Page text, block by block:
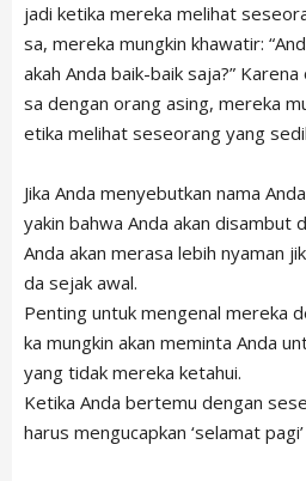
jadi ketika mereka melihat
sa, mereka mungkin khawatir:
akah Anda baik-baik saja?”
sa dengan orang asing, mereka
etika melihat seseorang yang
Jika Anda menyebutkan nama
yakin bahwa Anda akan disambut
Anda akan merasa lebih nyaman
da sejak awal.
Penting untuk mengenal mereka
ka mungkin akan meminta Anda
yang tidak mereka ketahui.
Ketika Anda bertemu dengan
harus mengucapkan ‘selamat pagi’